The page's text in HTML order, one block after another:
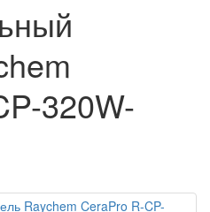
320W-